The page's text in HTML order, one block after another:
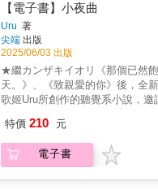
點焦的漢堡排，也沒有不舒服。
進不了那間有名的中學，我也可以
〈嘮叨老爹與蛋包飯〉▏希望你吃
的。▏有這種對象，是非常幸福的
沉失意的炸雞塊、害怕孤單的筑
傷的蛋包飯、捍衛幸福的肉卷，
是肚子還是心？如果沉到谷底，
那樣把心輕輕撈起來。如果被空虛
充滿笑聲的地方，重新振作一下
耕耘。如果人生有好與不好，有
是好地方，與你相遇的那天，就是
天。▏意猶未盡推薦 （依姓名
奔西走，湊合各種對不上前因後
時，一位自稱來自二十五年後，四
大一住宿生——田村，突然出現在
廊。他的房號不僅與「我」相同，
置信的是，他竟聲稱自己是學妹
子……？究竟我們能否成功拯救
「我」不為人知的戀情又將何去
說《四疊半宿舍，青春迷走》與
《夏日時光機藍調》的奇幻作品
【電子書】小夜曲
Uru 著
尖端 出版
2025/06/03 出版
★繼カンザキイオリ《那個已然
天。》、《致親愛的你》後，全
歌姬Uru所創作的聽覺系小說，邀
著——無法告訴他人的「祕密」而
著。」日本創作歌手Uru，以自己
點，譜寫出三個青春、脆弱且耀眼
特價 210 元
電子書